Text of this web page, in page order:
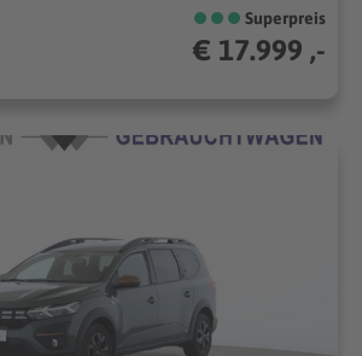
Superpreis
€ 17.999 ,-